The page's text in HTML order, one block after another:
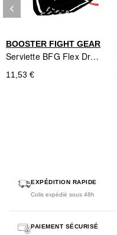
BOOSTER FIGHT GEAR
Serviette BFG Flex Dry Noire BOOSTER FIGHT GEAR
11,53 €
Précédent
keyboard_arrow_left
EXPÉDITION RAPIDE
Colis expédié sous 48h
PAIEMENT SÉCURISÉ